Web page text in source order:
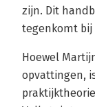
zijn. Dit
tegenkomt bij
Hoewel
opvattingen,